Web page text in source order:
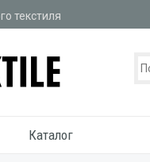
текстиля
Каталог